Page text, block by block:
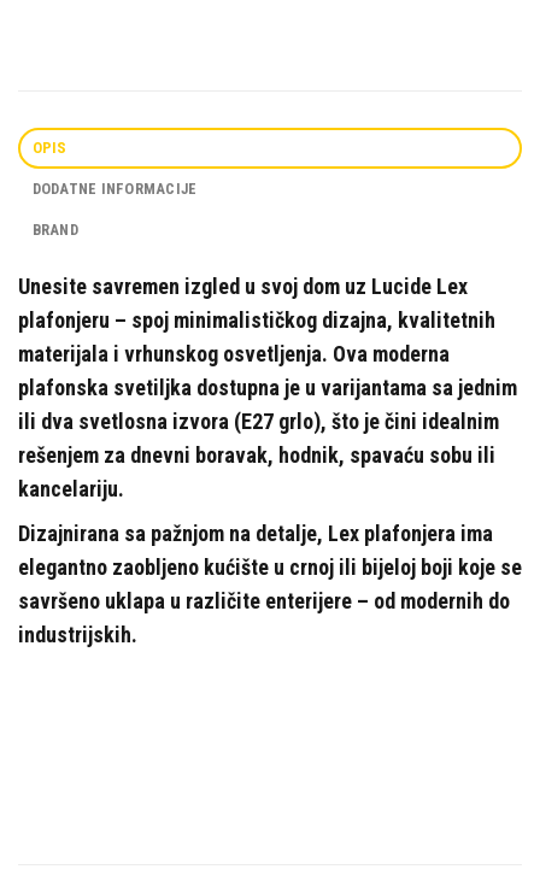
OPIS
DODATNE INFORMACIJE
BRAND
Unesite savremen izgled u svoj dom uz Lucide Lex
plafonjeru – spoj minimalističkog dizajna, kvalitetnih
materijala i vrhunskog osvetljenja. Ova moderna
plafonska svetiljka dostupna je u varijantama sa jednim
ili dva svetlosna izvora (E27 grlo), što je čini idealnim
rešenjem za dnevni boravak, hodnik, spavaću sobu ili
kancelariju.
Dizajnirana sa pažnjom na detalje, Lex plafonjera ima
elegantno zaobljeno kućište u crnoj ili bijeloj boji koje se
savršeno uklapa u različite enterijere – od modernih do
industrijskih.